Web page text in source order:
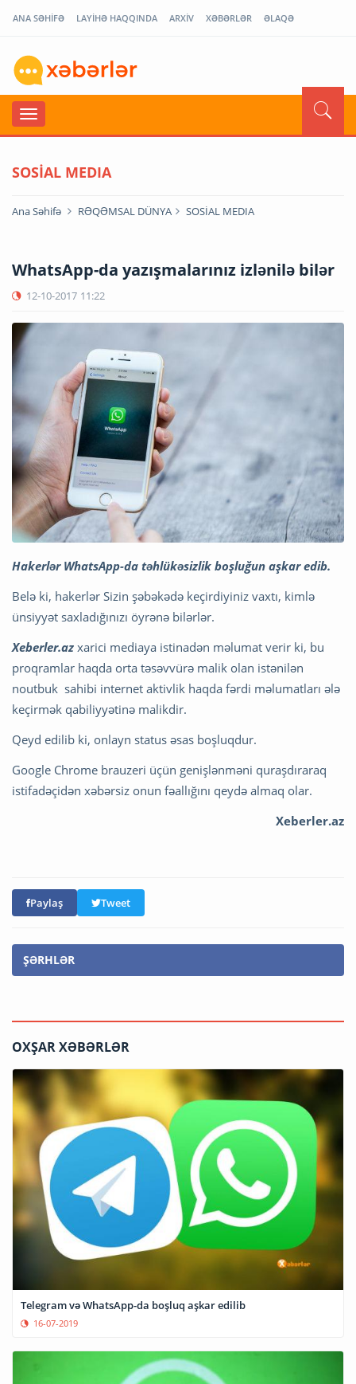
ANA SƏHİFƏ LAYİHƏ HAQQINDA ARXİV XƏBƏRLƏR ƏLAQƏ
SOSİAL MEDIA
Ana Səhifə RƏQƏMSAL DÜNYA SOSİAL MEDIA
WhatsApp-da yazışmalarınız izlənilə bilər
12-10-2017 11:22
Hakerlər WhatsApp-da təhlükəsizlik boşluğun aşkar edib.
Belə ki, hakerlər Sizin şəbəkədə keçirdiyiniz vaxtı, kimlə
ünsiyyət saxladığınızı öyrənə bilərlər.
Xeberler.az xarici mediaya istinadən məlumat verir ki, bu
proqramlar haqda orta təsəvvürə malik olan istənilən
noutbuk sahibi internet aktivlik haqda fərdi məlumatları ələ
keçirmək qabiliyyətinə malikdir.
Qeyd edilib ki, onlayn status əsas boşluqdur.
Google Chrome brauzeri üçün genişlənməni quraşdıraraq
istifadəçidən xəbərsiz onun fəallığını qeydə almaq olar.
Xeberler.az
Paylaş Tweet
ŞƏRHLƏR
OXŞAR XƏBƏRLƏR
Telegram və WhatsApp-da boşluq aşkar edilib
16-07-2019